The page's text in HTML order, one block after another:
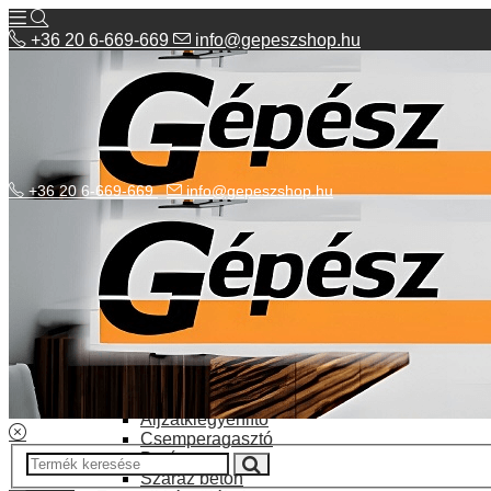
+36 20 6-669-669 info@gepeszshop.hu
Kategóriák menü
Bolhapiac
Burkolatok
Elektromos fűtés
Építkezés, fejújítás
Alapozó festék
Aljzatkiegyenlítő
Csemperagasztó
Poráru
Száraz beton
+36 20 6-669-669 info@gepeszshop.hu